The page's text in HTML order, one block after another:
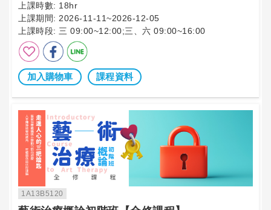
上課時數: 18hr
上課期間: 2026-11-11~2026-12-05
上課時段: 三 09:00~12:00;三、六 09:00~16:00
加入購物車 課程資料
1A13B5120